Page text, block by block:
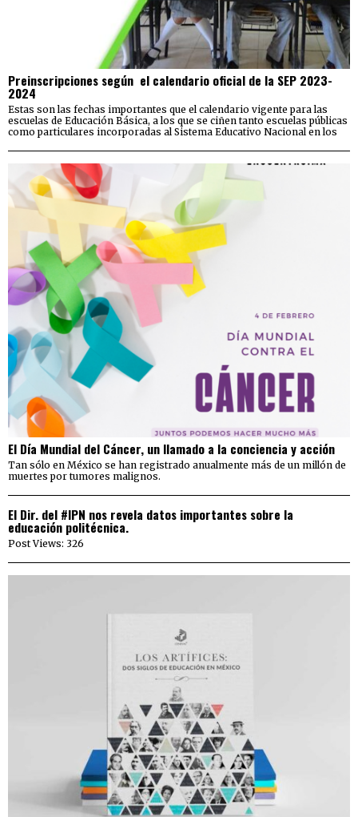
Preinscripciones según el calendario oficial de la SEP 2023-
2024
Estas son las fechas importantes que el calendario vigente para las
escuelas de Educación Básica, a los que se ciñen tanto escuelas públicas
como particulares incorporadas al Sistema Educativo Nacional en los
El Día Mundial del Cáncer, un llamado a la conciencia y acción
Tan sólo en México se han registrado anualmente más de un millón de
muertes por tumores malignos.
El Dir. del #IPN nos revela datos importantes sobre la
educación politécnica.
Post Views: 326